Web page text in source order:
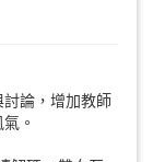
論，增加教師
。